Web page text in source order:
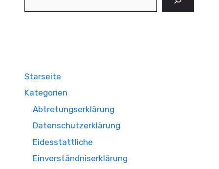
Starseite
Kategorien
Abtretungserklärung
Datenschutzerklärung
Eidesstattliche
Einverständniserklärung